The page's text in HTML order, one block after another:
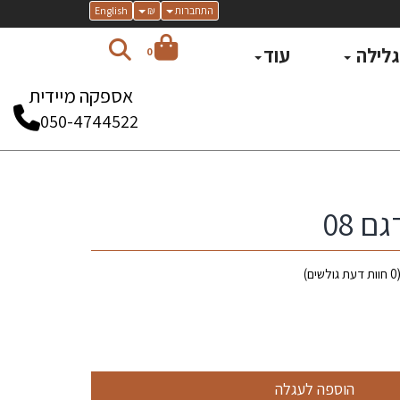
התחברות English ₪
גלילה עוד 0
אספקה מיידית
050-4744522
08
(
0 חוות דעת גולשים)